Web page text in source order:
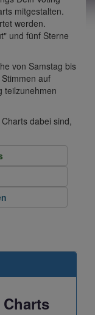
mitgestalten.
werden.
und fünf Sterne
von Samstag bis
auf
teilzunehmen
dabei sind,
Charts